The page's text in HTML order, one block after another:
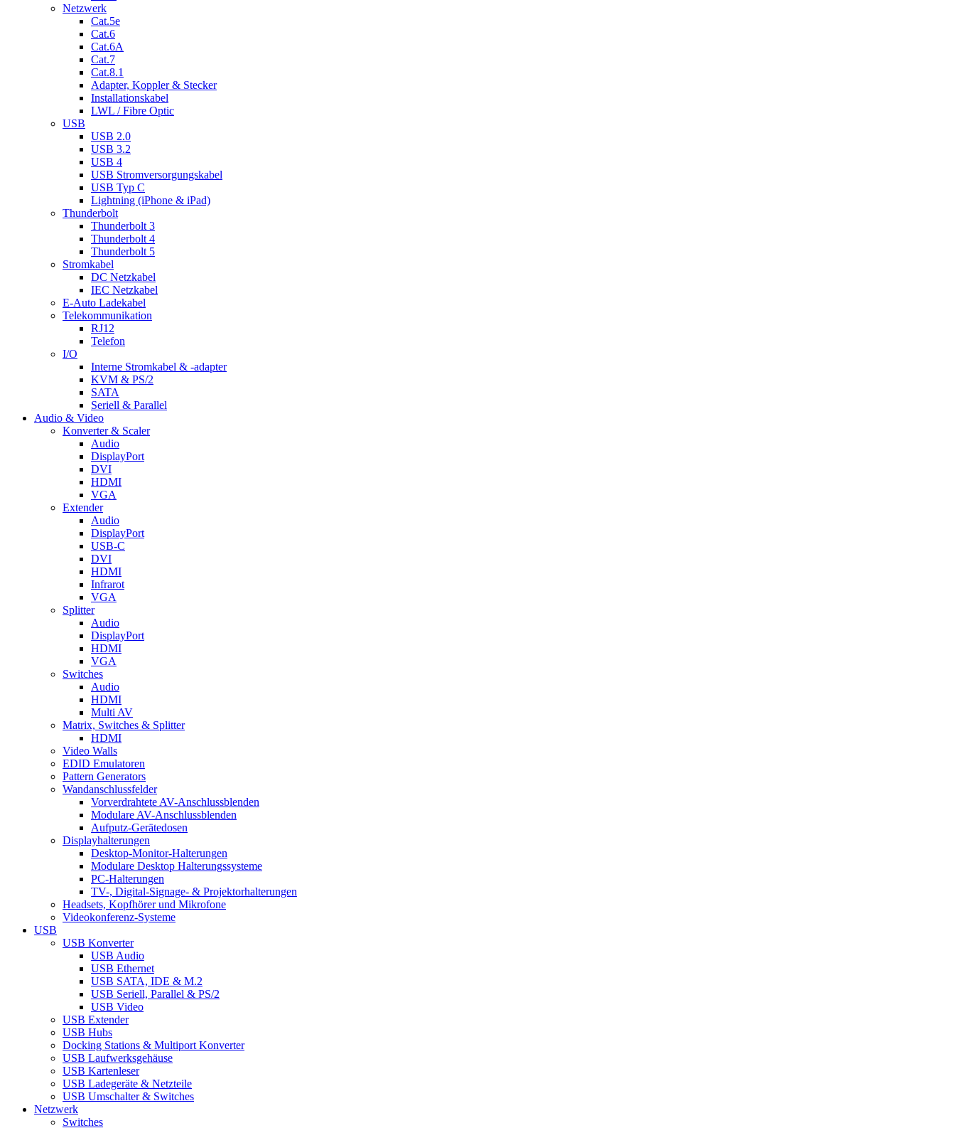
Netzwerk
Cat.5e
Cat.6
Cat.6A
Cat.7
Cat.8.1
Adapter, Koppler & Stecker
Installationskabel
LWL / Fibre Optic
USB
USB 2.0
USB 3.2
USB 4
USB Stromversorgungskabel
USB Typ C
Lightning (iPhone & iPad)
Thunderbolt
Thunderbolt 3
Thunderbolt 4
Thunderbolt 5
Stromkabel
DC Netzkabel
IEC Netzkabel
E-Auto Ladekabel
Telekommunikation
RJ12
Telefon
I/O
Interne Stromkabel & -adapter
KVM & PS/2
SATA
Seriell & Parallel
Audio & Video
Konverter & Scaler
Audio
DisplayPort
DVI
HDMI
VGA
Extender
Audio
DisplayPort
USB-C
DVI
HDMI
Infrarot
VGA
Splitter
Audio
DisplayPort
HDMI
VGA
Switches
Audio
HDMI
Multi AV
Matrix, Switches & Splitter
HDMI
Video Walls
EDID Emulatoren
Pattern Generators
Wandanschlussfelder
Vorverdrahtete AV-Anschlussblenden
Modulare AV-Anschlussblenden
Aufputz-Gerätedosen
Displayhalterungen
Desktop-Monitor-Halterungen
Modulare Desktop Halterungssysteme
PC-Halterungen
TV-, Digital-Signage- & Projektorhalterungen
Headsets, Kopfhörer und Mikrofone
Videokonferenz-Systeme
USB
USB Konverter
USB Audio
USB Ethernet
USB SATA, IDE & M.2
USB Seriell, Parallel & PS/2
USB Video
USB Extender
USB Hubs
Docking Stations & Multiport Konverter
USB Laufwerksgehäuse
USB Kartenleser
USB Ladegeräte & Netzteile
USB Umschalter & Switches
Netzwerk
Switches